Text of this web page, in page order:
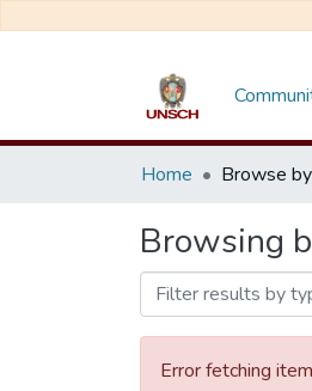
Home Browse
Browsing
Error fetching